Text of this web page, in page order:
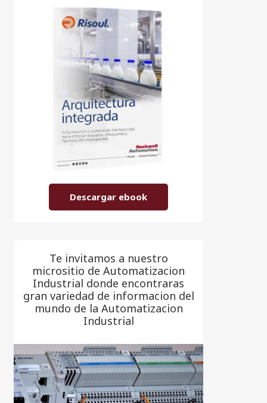
Descargar ebook
Te invitamos a nuestro
micrositio de Automatizacion
Industrial donde encontraras
gran variedad de informacion del
mundo de la Automatizacion
Industrial